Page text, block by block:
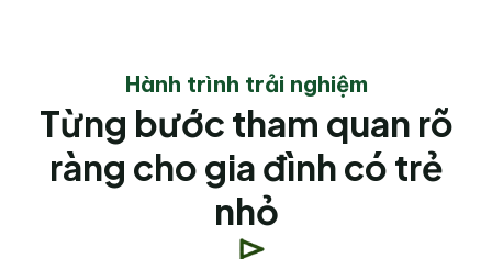
Hành trình trải nghiệm
Từng bước tham quan rõ
ràng cho gia đình có trẻ
nhỏ